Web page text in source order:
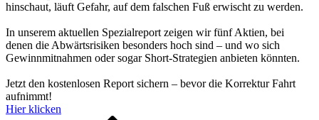
hinschaut, läuft Gefahr, auf dem falschen Fuß erwischt zu werden.
In unserem aktuellen Spezialreport zeigen wir fünf Aktien, bei
denen die Abwärtsrisiken besonders hoch sind – und wo sich
Gewinnmitnahmen oder sogar Short-Strategien anbieten könnten.
Jetzt den kostenlosen Report sichern – bevor die Korrektur Fahrt
aufnimmt!
Hier klicken